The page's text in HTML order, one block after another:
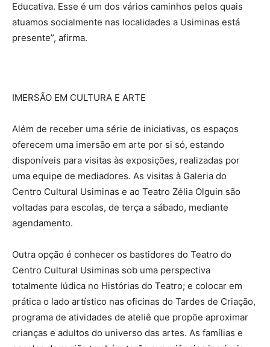
Educativa. Esse é um dos vários caminhos pelos quais
atuamos socialmente nas localidades a Usiminas está
presente”, afirma.
IMERSÃO EM CULTURA E ARTE
Além de receber uma série de iniciativas, os espaços
oferecem uma imersão em arte por si só, estando
disponíveis para visitas às exposições, realizadas por
uma equipe de mediadores. As visitas à Galeria do
Centro Cultural Usiminas e ao Teatro Zélia Olguin são
voltadas para escolas, de terça a sábado, mediante
agendamento.
Outra opção é conhecer os bastidores do Teatro do
Centro Cultural Usiminas sob uma perspectiva
totalmente lúdica no Histórias do Teatro; e colocar em
prática o lado artístico nas oficinas do Tardes de Criação,
programa de atividades de ateliê que propõe aproximar
crianças e adultos do universo das artes. As famílias e